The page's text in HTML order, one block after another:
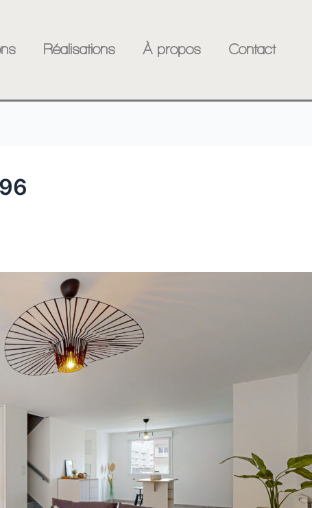
Réalisations À propos Contact